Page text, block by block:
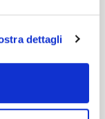
dettagli